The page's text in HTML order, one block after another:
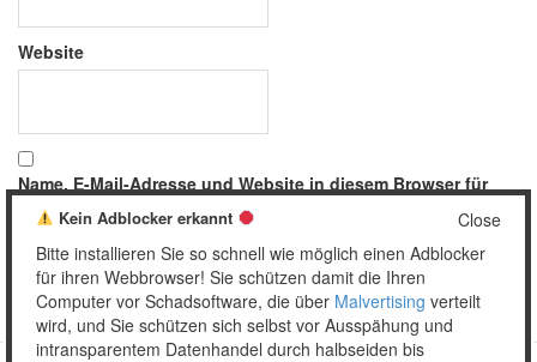
Website
Name, E-Mail-Adresse und Website in diesem Browser für
meinen nächsten Kommentar speichern.
Close
Kein Adblocker erkannt
Bitte installieren Sie so schnell wie möglich einen Adblocker
für ihren Webbrowser! Sie schützen damit die Ihren
Computer vor Schadsoftware, die über Malvertising verteilt
wird, und Sie schützen sich selbst vor Ausspähung und
intransparentem Datenhandel durch halbseiden bis